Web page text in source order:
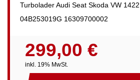
Turbolader Audi Seat Skoda VW
04B253019G 16309700002
299,00 €
inkl. 19% MwSt.